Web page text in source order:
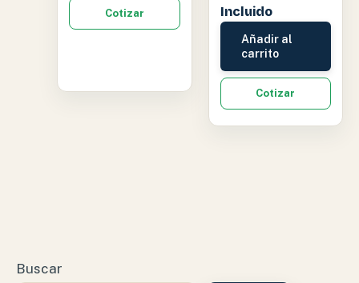
Buscar
Cotizar
Incluido
Añadir al
carrito
Cotizar